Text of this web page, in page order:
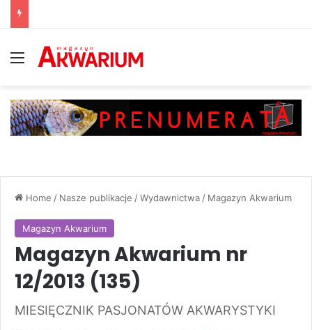
Menu
Home / Nasze publikacje /Wydawnictwa/ Magazyn Akwarium
Magazyn Akwarium
Magazyn Akwarium nr
12/2013 (135)
MIESIĘCZNIK PASJONATÓW AKWARYSTYKI